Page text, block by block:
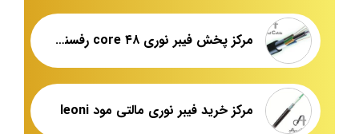
مرکز پخش فیبر نوری ۴۸ core رفسنجان
مرکز خرید فیبر نوری مالتی مود leoni